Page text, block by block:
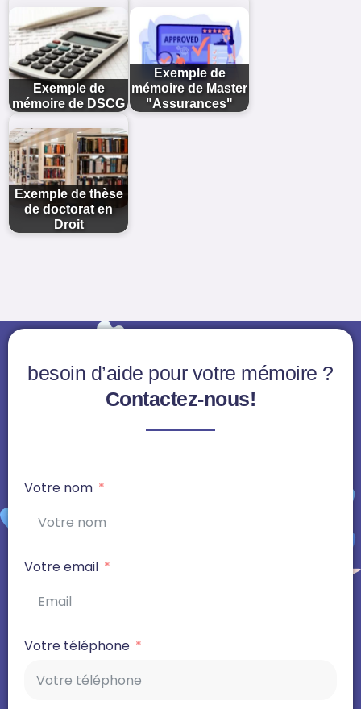
Exemple de
mémoire de DSCG
Exemple de
mémoire de Master
"Assurances"
Exemple de thèse
de doctorat en
Droit
besoin d’aide pour votre mémoire ?
Contactez-nous!
Votre nom
Votre email
Votre téléphone